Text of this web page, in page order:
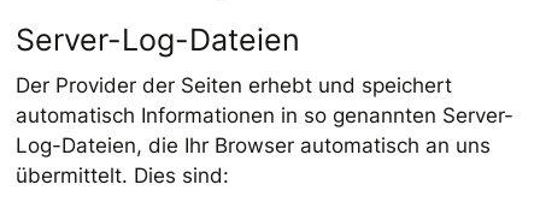
Server-Log-Dateien
Der Provider der Seiten erhebt und speichert
automatisch Informationen in so genannten Server-
Log-Dateien, die Ihr Browser automatisch an uns
übermittelt. Dies sind: